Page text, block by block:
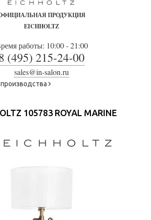
ПРОДУКЦИЯ
EICHHOLTZ
работы: 10:00 - 21:00
(495) 215-24-00
sales@in-salon.ru
105783 ROYAL MARINE